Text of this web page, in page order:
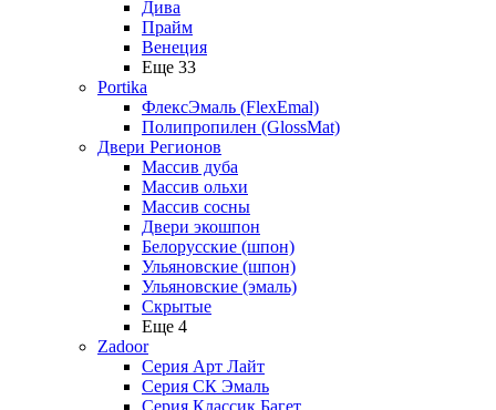
Дива
Прайм
Венеция
Еще 33
Portika
ФлексЭмаль (FlexEmal)
Полипропилен (GlossMat)
Двери Регионов
Массив дуба
Массив ольхи
Массив сосны
Двери экошпон
Белорусские (шпон)
Ульяновские (шпон)
Ульяновские (эмаль)
Скрытые
Еще 4
Zadoor
Серия Арт Лайт
Серия СК Эмаль